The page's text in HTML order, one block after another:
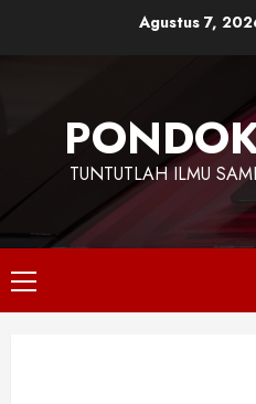
Agustus 7,
TUNTUTLAH ILMU
Primary
Menu